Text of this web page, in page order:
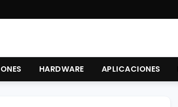
HARDWARE APLICACIONES